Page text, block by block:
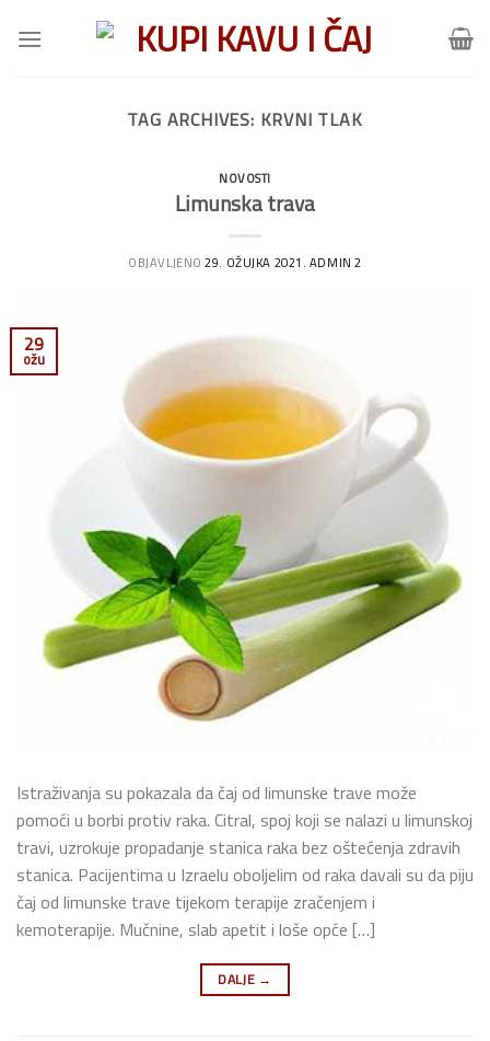
TAG ARCHIVES: KRVNI TLAK
NOVOSTI
Limunska trava
OBJAVLJENO29. OŽUJKA 2021. ADMIN 2
29
ožu
Istraživanja su pokazala da čaj od limunske trave može
pomoći u borbi protiv raka. Citral, spoj koji se nalazi u limunskoj
travi, uzrokuje propadanje stanica raka bez oštećenja zdravih
stanica. Pacijentima u Izraelu oboljelim od raka davali su da piju
čaj od limunske trave tijekom terapije zračenjem i
kemoterapije. Mučnine, slab apetit i loše opće […]
DALJE →